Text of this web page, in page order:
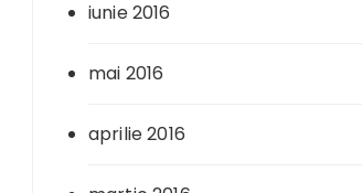
iunie 2016
mai 2016
aprilie 2016